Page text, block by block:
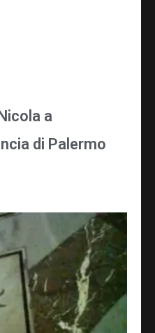
a
di Palermo